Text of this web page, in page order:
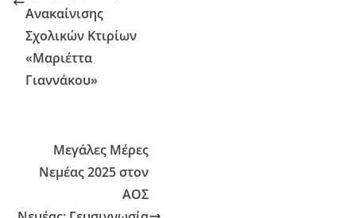
Ανακαίνισης
Σχολικών Κτιρίων
«Μαριέττα
Γιαννάκου»
Μεγάλες Μέρες
Νεμέας 2025 στον
ΑΟΣ